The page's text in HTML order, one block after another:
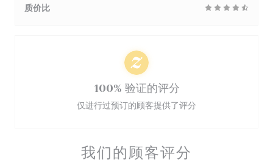
我们的顾客评分
质价比
100% 验证的评分
仅进行过预订的顾客提供了评分